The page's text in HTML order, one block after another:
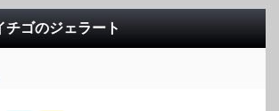
チゴのジェラート